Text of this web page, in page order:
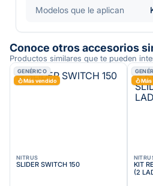
Modelos que le aplican
Conoce otros accesorios
Productos similares que te pueden
GENÉRICO
Más vendido
NITRUS
SLIDER SWITCH 150
Más
KIT
(2